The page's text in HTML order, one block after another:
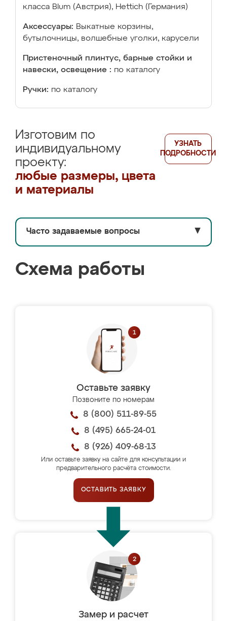
класса Blum (Австрия), Hettich (Германия)
Аксессуары: Выкатные корзины,
бутылочницы, волшебные уголки, карусели
Пристеночный плинтус, барные стойки и
навески, освещение : по каталогу
Ручки: по каталогу
Изготовим по
индивидуальному
проекту:
любые размеры, цвета
и материалы
УЗНАТЬ
ПОДРОБНОСТИ
Часто задаваемые вопросы ▼
Схема работы
Оставьте заявку
Позвоните по номерам
8 (800) 511-89-55
8 (495) 665-24-01
8 (926) 409-68-13
Или оставьте заявку на сайте для консультации и
предварительного расчёта стоимости.
ОСТАВИТЬ ЗАЯВКУ
Замер и расчет